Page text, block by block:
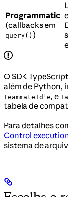
Programmatic
(callbacks em
query() )
e
O SDK
além de Python,
TeammateIdle, e
tabela de
Para detalhes
Control
sistema de